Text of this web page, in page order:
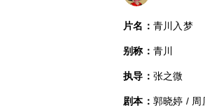
片名： 青川入梦
别称： 青川
执导： 张之微
剧本： 郭晓婷 / 周